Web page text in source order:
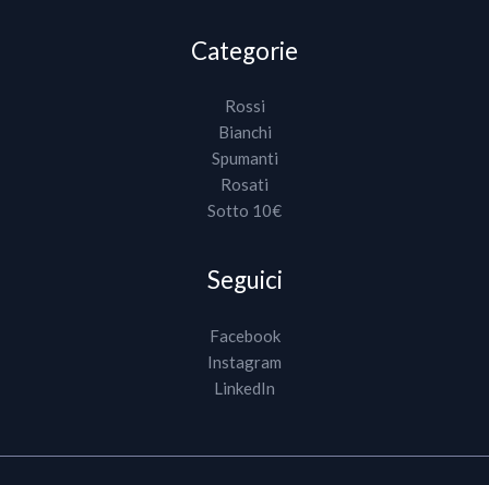
Categorie
Rossi
Bianchi
Spumanti
Rosati
Sotto 10€
Seguici
Facebook
Instagram
LinkedIn